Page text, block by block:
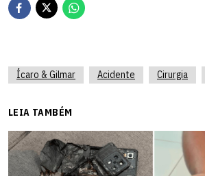
Ícaro & Gilmar Acidente Cirurgia
LEIA TAMBÉM